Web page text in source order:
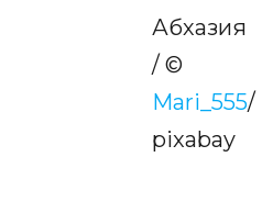
Абхазия
/ ©
Mari_555/
pixabay